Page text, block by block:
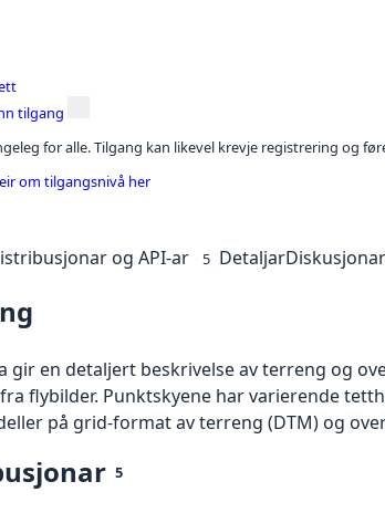
tilgang
for alle. Tilgang kan likevel krevje registrering og
om tilgangsnivå her
og API-ar 5 DetaljarDiskusjonar
gir en detaljert beskrivelse av terreng og
flybilder. Punktskyene har varierende
på grid-format av terreng (DTM) og
5